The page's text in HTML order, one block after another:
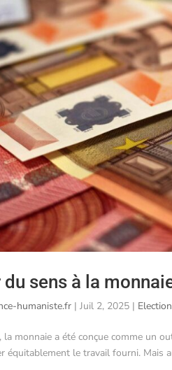
du sens à la
humaniste.fr |Juil 2, 2025 | Election
la monnaie a été conçue comme un
équitablement le travail fourni. Mais